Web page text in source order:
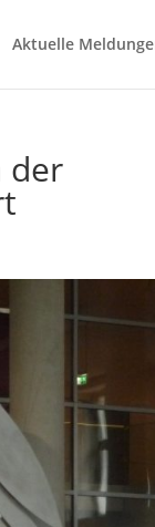
Aktuelle
der